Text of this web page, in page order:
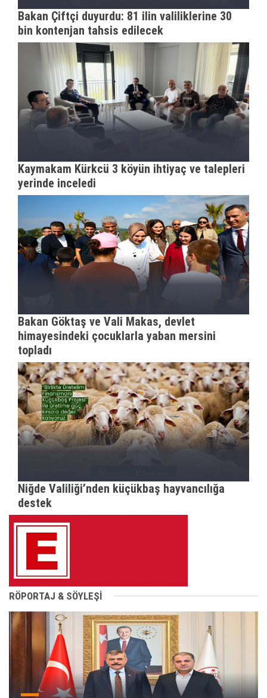
Bakan Çiftçi duyurdu: 81 ilin valiliklerine 30
bin kontenjan tahsis edilecek
Kaymakam Kürkcü 3 köyün ihtiyaç ve talepleri
yerinde inceledi
Bakan Göktaş ve Vali Makas, devlet
himayesindeki çocuklarla yaban mersini
topladı
Niğde Valiliği’nden küçükbaş hayvancılığa
destek
RÖPORTAJ & SÖYLEŞİ